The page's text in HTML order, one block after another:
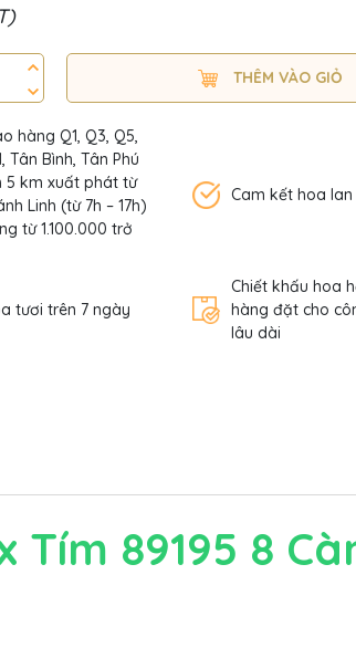
THÊM VÀO GIỎ
hàng Q1, Q3, Q5,
Tân Bình, Tân Phú
5 km xuất phát từ
Linh (từ 7h – 17h)
từ 1.100.000 trở
Cam kết hoa lan
tươi trên 7 ngày
Chiết khấu hoa
hàng đặt cho
lâu dài
89195 8